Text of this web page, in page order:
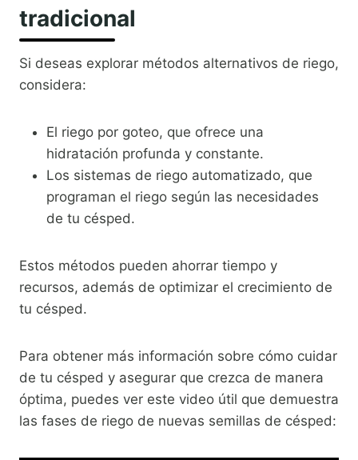
tradicional
Si deseas explorar métodos alternativos de riego,
considera:
El riego por goteo, que ofrece una
hidratación profunda y constante.
Los sistemas de riego automatizado, que
programan el riego según las necesidades
de tu césped.
Estos métodos pueden ahorrar tiempo y
recursos, además de optimizar el crecimiento de
tu césped.
Para obtener más información sobre cómo cuidar
de tu césped y asegurar que crezca de manera
óptima, puedes ver este video útil que demuestra
las fases de riego de nuevas semillas de césped: